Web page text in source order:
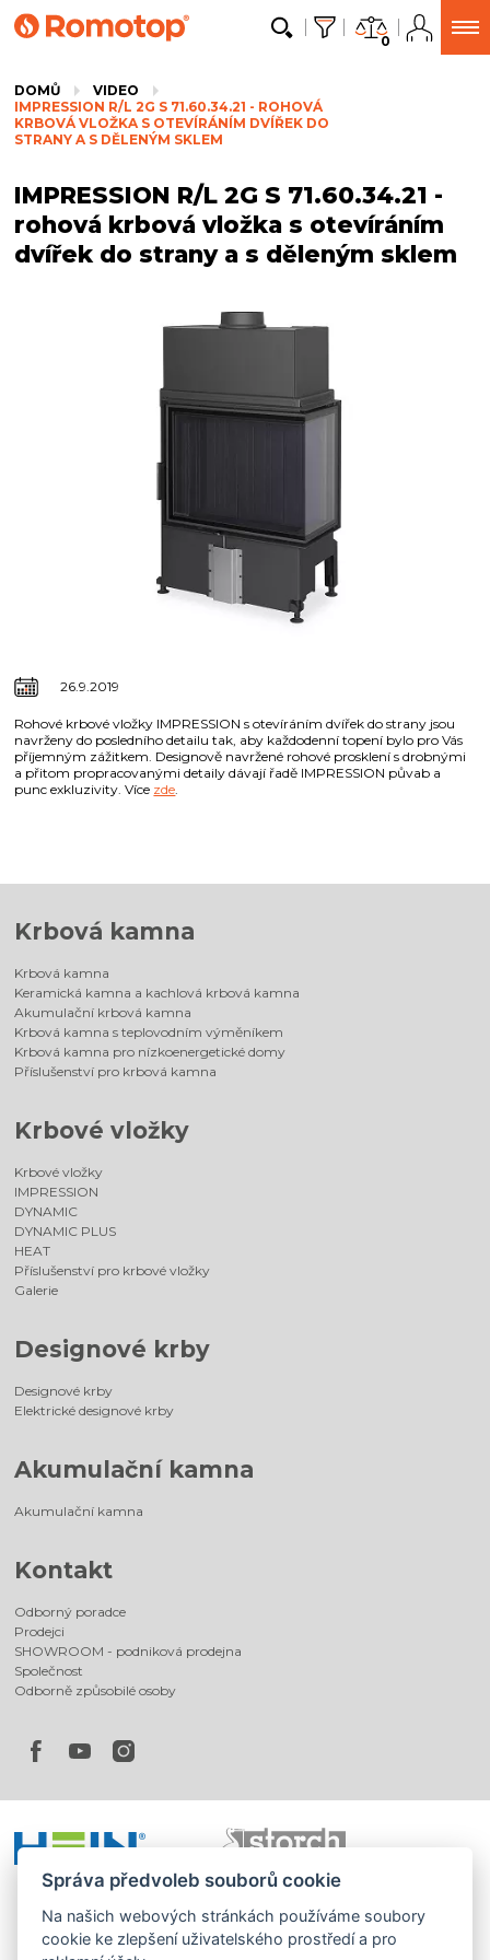
0
DOMŮ
VIDEO
IMPRESSION R/L 2G S 71.60.34.21 - ROHOVÁ
KRBOVÁ VLOŽKA S OTEVÍRÁNÍM DVÍŘEK DO
STRANY A S DĚLENÝM SKLEM
IMPRESSION R/L 2G S 71.60.34.21 -
rohová krbová vložka s otevíráním
dvířek do strany a s děleným sklem
26.9.2019
Rohové krbové vložky IMPRESSION s otevíráním dvířek do strany jsou
navrženy do posledního detailu tak, aby každodenní topení bylo pro Vás
příjemným zážitkem. Designově navržené rohové prosklení s drobnými
a přitom propracovanými detaily dávají řadě IMPRESSION půvab a
punc exkluzivity. Více zde
Krbová kamna
Krbová kamna
Keramická kamna a kachlová krbová kamna
Akumulační krbová kamna
Krbová kamna s teplovodním výměníkem
Krbová kamna pro nízkoenergetické domy
Příslušenství pro krbová kamna
Krbové vložky
Krbové vložky
IMPRESSION
DYNAMIC
DYNAMIC PLUS
HEAT
Příslušenství pro krbové vložky
Galerie
Designové krby
Designové krby
Elektrické designové krby
Akumulační kamna
Akumulační kamna
Kontakt
Odborný poradce
Prodejci
SHOWROOM - podniková prodejna
Společnost
Odborně způsobilé osoby
Správa předvoleb souborů cookie
Na našich webových stránkách používáme soubory
cookie ke zlepšení uživatelského prostředí a pro